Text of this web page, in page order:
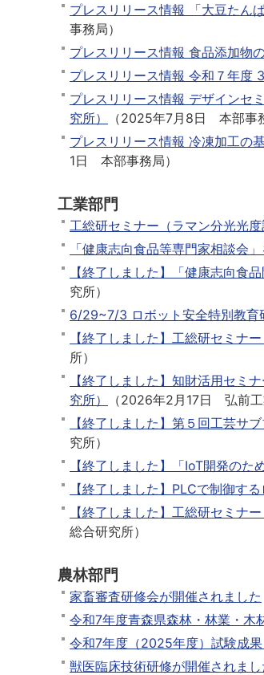
プレスリリース情報 「大豆たん
事務局）
プレスリリース情報 食品添加物
プレスリリース情報 令和７年度
プレスリリース情報 デザインセ
究所）
（2025年7月8日 本部事
プレスリリース情報 冷凍加工の
1日
本部事務局）
工業部門
工総研セミナー（ラマン分光光
「健康志向食品等専門家相談会
【終了しました】「健康志向食
究所）
6/29~7/3 ロボット安全特別教育
【終了しました】工総研セミナ
所）
【終了しました】知財活用セミ
究所）
（2026年2月17日 弘前
【終了しました】第５回工芸サ
究所）
【終了しました】「IoT開発のた
【終了しました】PLCで制御す
【終了しました】工総研セミナ
総合研究所）
農林部門
家畜審査研修会が開催されました
令和7年度⻘森県森林・林業・⽊
令和7年度（2025年度）試験成
獣医臨床技術研修が開催されまし